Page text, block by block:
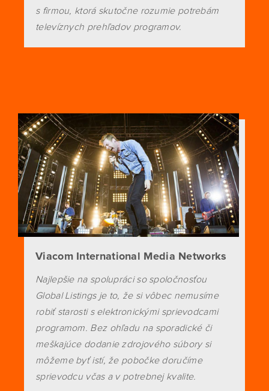
s firmou, ktorá skutočne rozumie potrebám
televíznych prehľadov programov.
Viacom International Media Networks
Najlepšie na spolupráci so spoločnosťou
Global Listings je to, že si vôbec nemusíme
robiť starosti s elektronickými sprievodcami
programom. Bez ohľadu na sporadické či
meškajúce dodanie zdrojového súbory si
môžeme byť istí, že pobočke doručíme
sprievodcu včas a v potrebnej kvalite.